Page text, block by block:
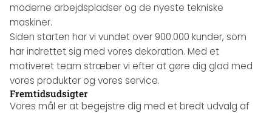
moderne arbejdspladser og de nyeste tekniske
maskiner.
Siden starten har vi vundet over 900.000 kunder, som
har indrettet sig med vores dekoration. Med et
motiveret team stræber vi efter at gøre dig glad med
vores produkter og vores service.
Fremtidsudsigter
Vores mål er at begejstre dig med et bredt udvalg af